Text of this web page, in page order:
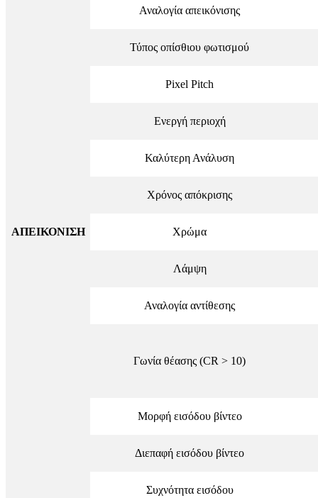
ΑΠΕΙΚΟΝΙΣΗ
Αναλογία απεικόνισης
Τύπος οπίσθιου φωτισμού
Pixel Pitch
Ενεργή περιοχή
Καλύτερη Ανάλυση
Χρόνος απόκρισης
Χρώμα
Λάμψη
Αναλογία αντίθεσης
Γωνία θέασης (CR > 10)
Μορφή εισόδου βίντεο
Διεπαφή εισόδου βίντεο
Συχνότητα εισόδου